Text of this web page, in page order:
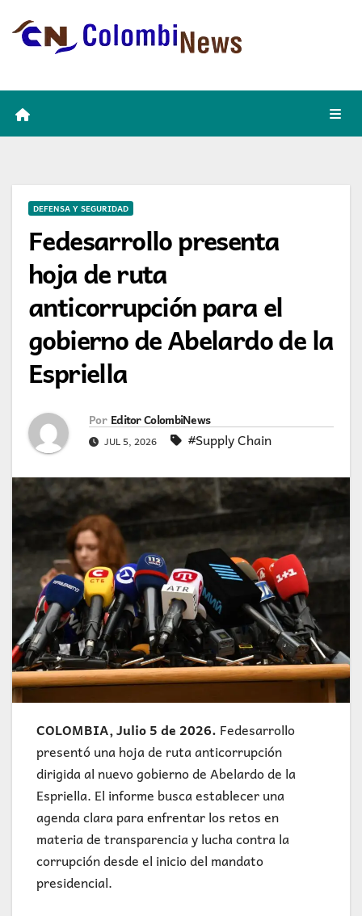
DEFENSA Y SEGURIDAD
Fedesarrollo presenta
hoja de ruta
anticorrupción para el
gobierno de Abelardo de la
Espriella
Por Editor ColombiNews
JUL 5, 2026 #Supply Chain
COLOMBIA, Julio 5 de 2026. Fedesarrollo
presentó una hoja de ruta anticorrupción
dirigida al nuevo gobierno de Abelardo de la
Espriella. El informe busca establecer una
agenda clara para enfrentar los retos en
materia de transparencia y lucha contra la
corrupción desde el inicio del mandato
presidencial.